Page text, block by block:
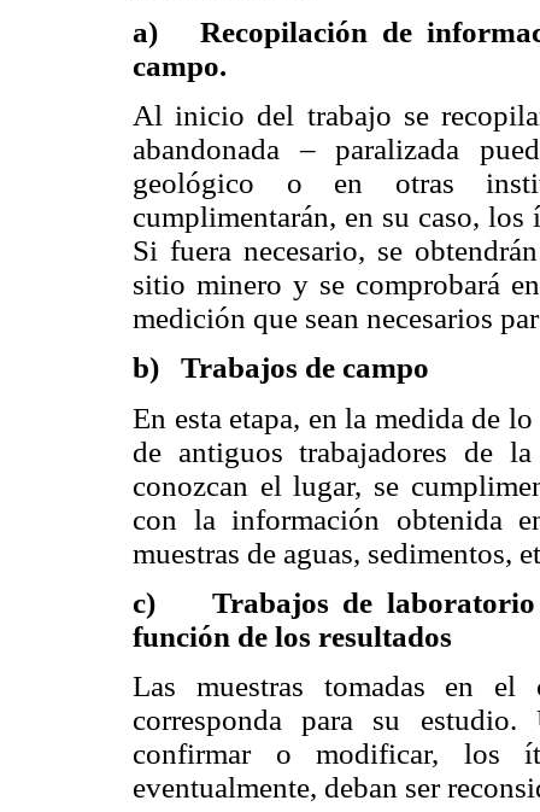
a) Recopilación de
campo.
Al inicio del trabajo se
abandonada – paralizada
geológico o en otras
cumplimentarán, en su caso,
Si fuera necesario, se
sitio minero y se comprobará
medición que sean necesarios
b) Trabajos de campo
En esta etapa, en la medida de
de antiguos trabajadores de
conozcan el lugar, se
con la información obtenida
muestras de aguas, sedimentos,
c) Trabajos de laboratorio
función de los resultados
Las muestras tomadas en
corresponda para su
confirmar o modificar, los
eventualmente, deban ser